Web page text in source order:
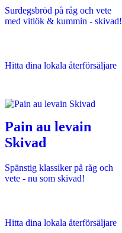
Surdegsbröd på råg och vete
med vitlök & kummin - skivad!
Hitta dina lokala återförsäljare
Pain au levain
Skivad
Spänstig klassiker på råg och
vete - nu som skivad!
Hitta dina lokala återförsäljare